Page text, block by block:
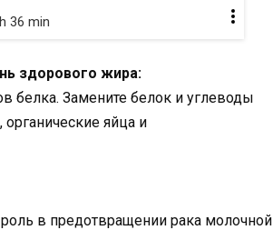
36 min
здорового жира:
белка. Замените белок и углеводы
яйца и
в предотвращении рака молочной